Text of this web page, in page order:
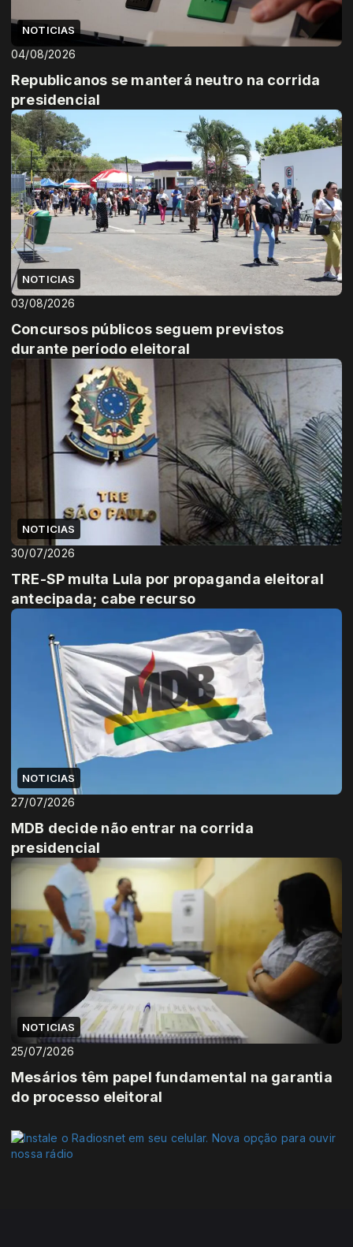
NOTICIAS
04/08/2026
Republicanos se manterá neutro na corrida
presidencial
NOTICIAS
03/08/2026
Concursos públicos seguem previstos
durante período eleitoral
NOTICIAS
30/07/2026
TRE-SP multa Lula por propaganda eleitoral
antecipada; cabe recurso
NOTICIAS
27/07/2026
MDB decide não entrar na corrida
presidencial
NOTICIAS
25/07/2026
Mesários têm papel fundamental na garantia
do processo eleitoral